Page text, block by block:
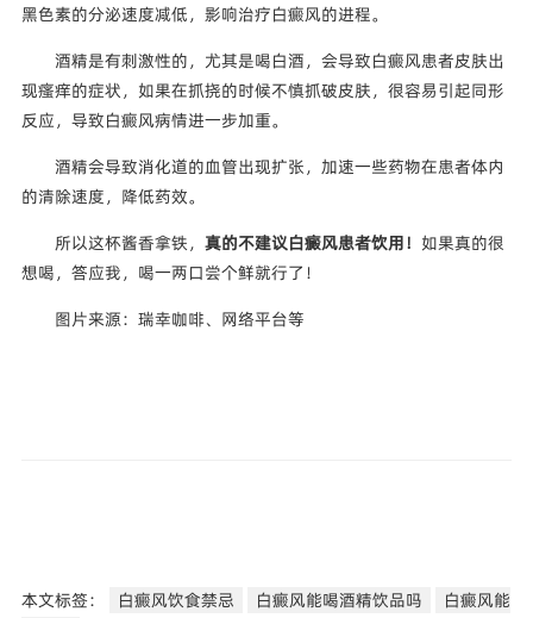
黑色素的分泌速度减低，影响治疗白癜风的进程。
酒精是有刺激性的，尤其是喝白酒，会导致白癜风患者皮肤出
现瘙痒的症状，如果在抓挠的时候不慎抓破皮肤，很容易引起同形
反应，导致白癜风病情进一步加重。
酒精会导致消化道的血管出现扩张，加速一些药物在患者体内
的清除速度，降低药效。
所以这杯酱香拿铁， 真的不建议白癜风患者饮用！ 如果真的很
想喝，答应我，喝一两口尝个鲜就行了！
图片来源：瑞幸咖啡、网络平台等
本文标签： 白癜风饮食禁忌 白癜风能喝酒精饮品吗
白癜风能